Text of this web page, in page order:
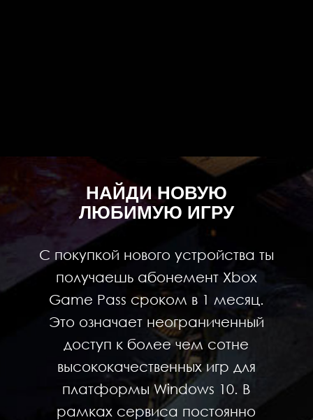
НАЙДИ НОВУЮ
ЛЮБИМУЮ ИГРУ
С покупкой нового устройства ты
получаешь абонемент Xbox
Game Pass сроком в 1 месяц.
Это означает неограниченный
доступ к более чем сотне
высококачественных игр для
платформы Windows 10. В
рамках сервиса постоянно